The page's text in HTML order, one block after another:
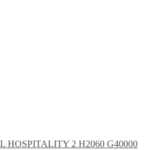
2 H2060 G40000